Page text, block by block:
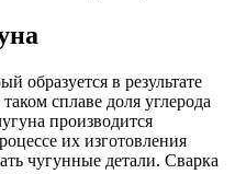
образуется в результате
сплаве доля углерода
производится
их изготовления
чугунные детали. Сварка